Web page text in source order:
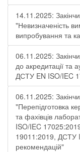
14.11.2025:
"Невизначеність
випробування та
06.11.2025:
до акредитації та
ДСТУ EN ISO/IEC
06.11.2025:
"Перепідготовка
та фахівців
ISO/IEC
19011:2019, ДСТУ
рекомендацій"